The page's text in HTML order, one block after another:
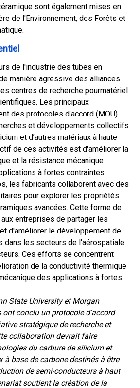
sont également mises en
de l'Environnement, des Forêts et
de l'industrie des tubes en
manière agressive des alliances
centres de recherche pourmatériel
Les principaux
des protocoles d’accord (MOU)
et développements collectifs
et d’autres matériaux à haute
de ces activités est d'améliorer la
et la résistance mécanique
à fortes contraintes.
les fabricants collaborent avec des
pour explorer les propriétés
avancées. Cette forme de
entreprises de partager les
d'améliorer le développement de
dans les secteurs de l'aérospatiale
Ces efforts se concentrent
de la conductivité thermique
des applications à fortes
State University et Morgan
ont conclu un protocole d'accord
stratégique de recherche et
collaboration devrait faire
du carbure de silicium et
à base de carbone destinés à être
de semi-conducteurs à haut
soutient la création de la